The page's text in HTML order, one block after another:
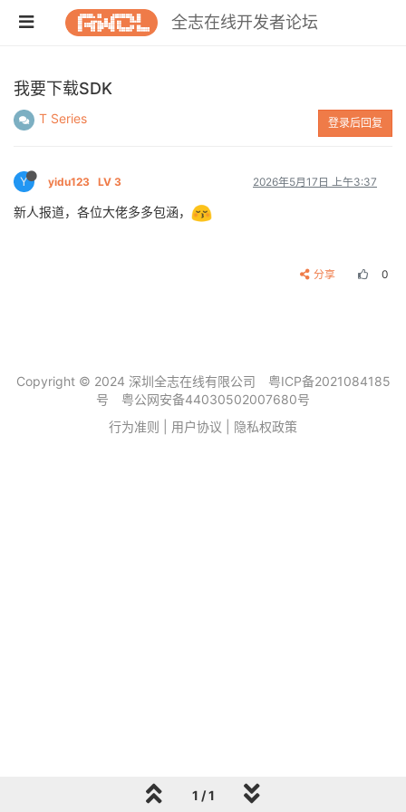
全志在线开发者论坛
我要下载SDK
T Series 登录后回复
Y yidu123 LV 3 2026年5月17日 上午3:37
新人报道，各位大佬多多包涵，
分享 0
1 / 1
Copyright © 2024 深圳全志在线有限公司
粤ICP备2021084185
号
粤公网安备44030502007680号
行为准则
用户协议 隐私权政策